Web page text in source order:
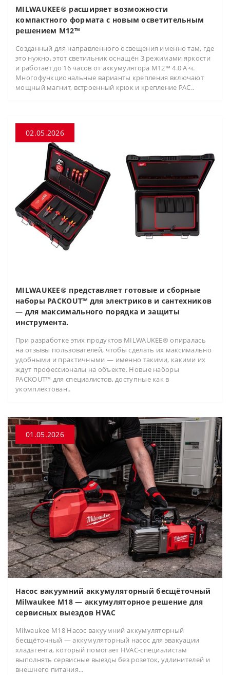
MILWAUKEE® расширяет возможности
компактного формата с новым осветительным
решением M12™
Созданный для направленного освещения именно там, где
это нужно, этот светильник оснащён 3 режимами яркости
и работает до 16 часов от аккумулятора M12™ 4.0 А·ч.
Многофункциональные варианты крепления включают
мощный магнит, встроенный крюк и крепление PAC..
02.05.2026
MILWAUKEE® представляет готовые и сборные
наборы PACKOUT™ для электриков и сантехников
— для максимального порядка и защиты
инструмента.
При разработке этих продуктов MILWAUKEE® опиралась
на отзывы пользователей, чтобы сделать их максимально
удобными и практичными — именно такими, какими их
ждут профессионалы на объекте. Новые наборы
PACKOUT™ для специалистов, доступные как в
укомплектован..
01.05.2026
Насос вакуумний аккумуляторный бесщёточный
Milwaukee M18 — аккумуляторное решение для
сервисных выездов HVAC
Milwaukee M18 Насос вакуумний аккумуляторный
бесщёточный — аккумуляторный насос для эвакуации
хладагента, который помогает HVAC-специалистам
выполнять сервисные выезды без розеток, удлинителей и
внешнего питания...